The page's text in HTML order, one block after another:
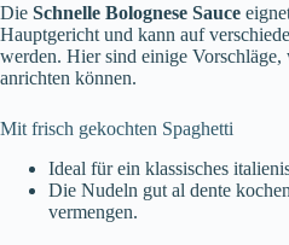
Die Schnelle Bolognese Sauce
Hauptgericht und kann auf
werden. Hier sind einige
anrichten können.
Mit frisch gekochten Spaghetti
Ideal für ein klassisches
Die Nudeln gut al dente
vermengen.